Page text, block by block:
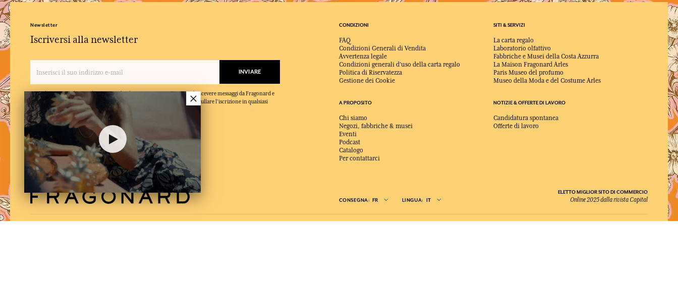
Newsletter
Iscriversi alla newsletter
INVIARE
Quando inserisce il suo indirizzo e-mail e clicca su 'Iscriversi', accetta di ricevere messaggi da Fragonard e
conferma di aver letto e accettato la nostra politica sulla privacy. Puo annullare l'iscrizione in qualsiasi
momento.
CONDIZIONI
FAQ
Condizioni Generali di Vendita
Avvertenza legale
Condizioni generali d'uso della carta regalo
Politica di Riservatezza
Gestione dei Cookie
SITI & SERVIZI
La carta regalo
Laboratorio olfattivo
Fabbriche e Musei della Costa Azzurra
La Maison Fragonard Arles
Paris Museo del profumo
Museo della Moda e del Costume Arles
A PROPOSITO
Chi siamo
Negozi, fabbriche & musei
Eventi
Podcast
Catalogo
Per contattarci
NOTIZIE & OFFERTE DI LAVORO
Candidatura spontanea
Offerte di lavoro
CONSEGNA: FR LINGUA: IT
ELETTO MIGLIOR SITO DI COMMERCIO
Online 2025 dalla rivista Capital
×